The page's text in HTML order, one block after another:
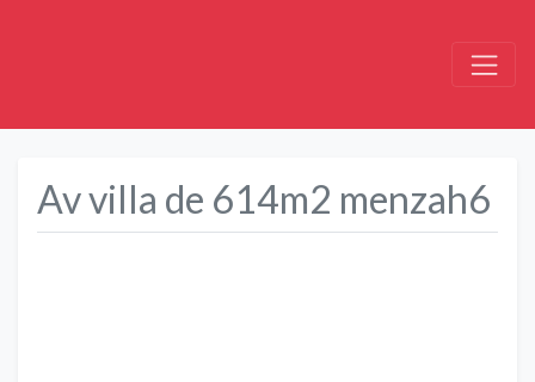
Av villa de 614m2 menzah6